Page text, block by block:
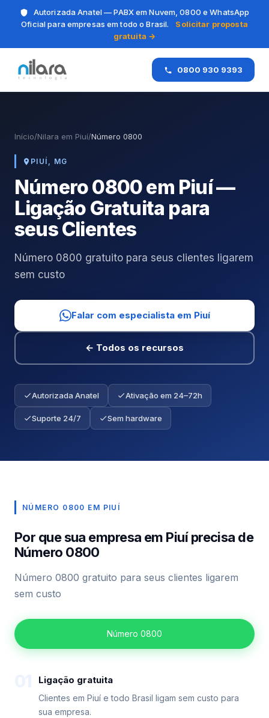
Autorizada Anatel — PABX em Nuvem, 0800 e WhatsApp
Oficial para empresas em todo o Brasil.
Solicitar proposta
gratuita →
0800 930 9393
Início/Nilara em Piuí/Número 0800
PIUÍ, MG
Número 0800 em Piuí —
Ligação Gratuita para
seus Clientes
Número 0800 gratuito para seus clientes ligarem
sem custo
Falar com especialista em Piuí
← Todos os recursos
Autorizada Anatel Ativação em 24–72h
Suporte 24/7 Sem hardware
NÚMERO 0800 EM PIUÍ
Por que sua empresa em Piuí precisa de
Número 0800
Número 0800 gratuito para seus clientes ligarem
sem custo
Número 0800
Ligação gratuita
Clientes em Piuí e todo Brasil ligam sem custo para
sua empresa.